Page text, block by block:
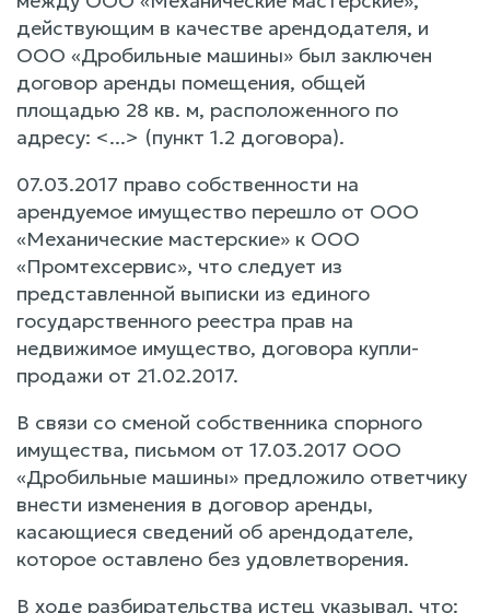
действующим в качестве арендодателя, и
ООО «Дробильные машины» был заключен
договор аренды помещения, общей
площадью 28 кв. м, расположенного по
адресу: <...> (пункт 1.2 договора).
07.03.2017 право собственности на
арендуемое имущество перешло от ООО
«Механические мастерские» к ООО
«Промтехсервис», что следует из
представленной выписки из единого
государственного реестра прав на
недвижимое имущество, договора купли-
продажи от 21.02.2017.
В связи со сменой собственника спорного
имущества, письмом от 17.03.2017 ООО
«Дробильные машины» предложило ответчику
внести изменения в договор аренды,
касающиеся сведений об арендодателе,
которое оставлено без удовлетворения.
В ходе разбирательства истец указывал, что: